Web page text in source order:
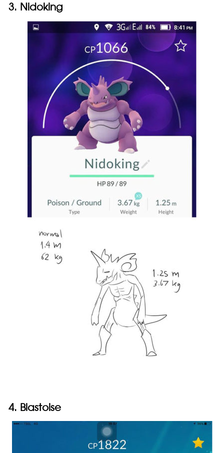
3. Nidoking
4. Blastoise